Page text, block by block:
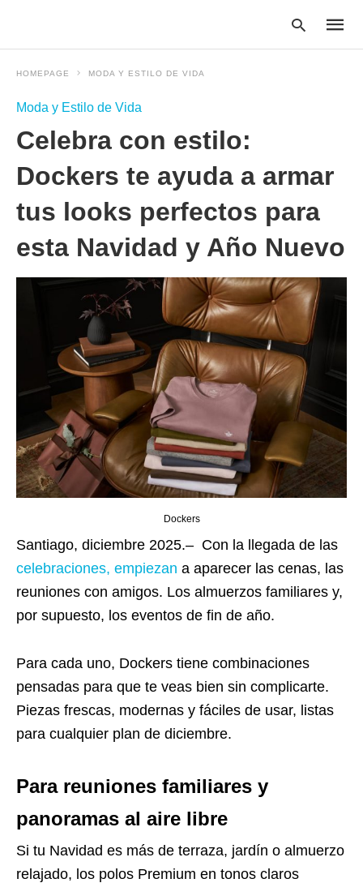
and
HOMEPAGE MODA Y ESTILO DE VIDA
Moda y Estilo de Vida
Celebra con estilo:
Dockers te ayuda a armar
tus looks perfectos para
esta Navidad y Año Nuevo
Dockers
Santiago, diciembre 2025.– Con la llegada de las
celebraciones, empiezan a aparecer las cenas, las
reuniones con amigos. Los almuerzos familiares y,
por supuesto, los eventos de fin de año.
Para cada uno, Dockers tiene combinaciones
pensadas para que te veas bien sin complicarte.
Piezas frescas, modernas y fáciles de usar, listas
para cualquier plan de diciembre.
Para reuniones familiares y
panoramas al aire libre
Si tu Navidad es más de terraza, jardín o almuerzo
relajado, los polos Premium en tonos claros